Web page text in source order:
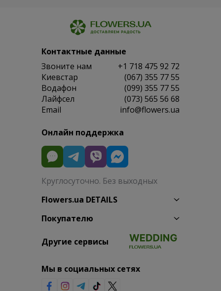
Контактные данные
Звоните нам
+1 718 475 92 72
Киевстар
(067) 355 77 55
Водафон
(099) 355 77 55
Лайфсел
(073) 565 56 68
Email
info@flowers.ua
Онлайн поддержка
Круглосуточно. Без выходных
Flowers.ua DETAILS
Покупателю
Другие сервисы
Мы в социальных сетях